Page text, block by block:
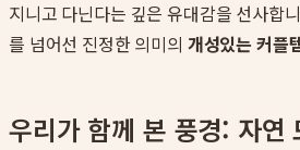
지니고 다닌다는 깊은 유대감을 선사합
를 넘어선 진정한 의미의 개성있는 커플
우리가 함께 본 풍경: 자연